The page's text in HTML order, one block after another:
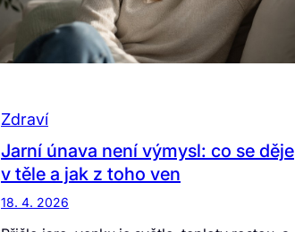
Zdraví
Jarní únava není výmysl: co se děje
v těle a jak z toho ven
18. 4. 2026